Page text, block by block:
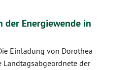
der Energiewende in
Einladung von Dorothea
Landtagsabgeordnete der